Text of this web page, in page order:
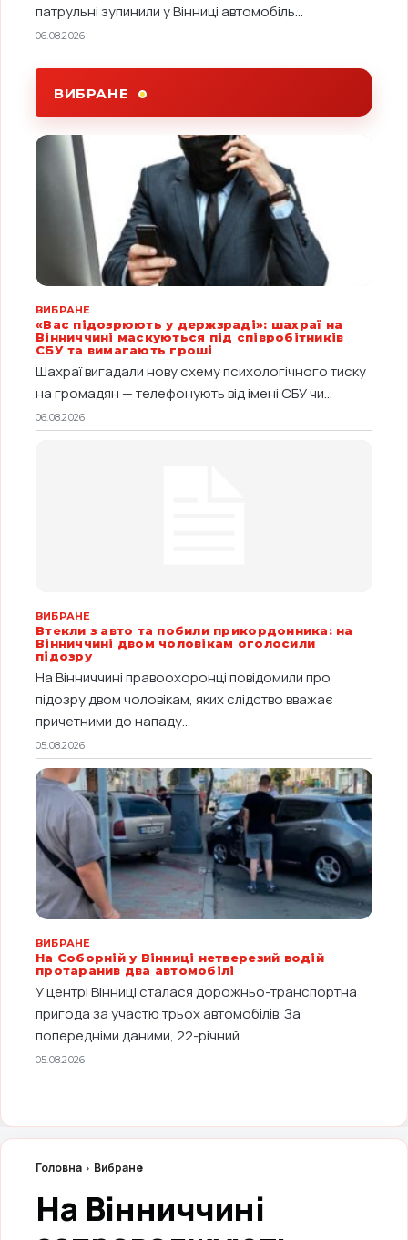
патрульні зупинили у Вінниці автомобіль...
06.08.2026
ВИБРАНЕ
ВИБРАНЕ
«Вас підозрюють у держзраді»: шахраї на
Вінниччині маскуються під співробітників
СБУ та вимагають гроші
Шахраї вигадали нову схему психологічного тиску
на громадян — телефонують від імені СБУ чи...
06.08.2026
ВИБРАНЕ
Втекли з авто та побили прикордонника: на
Вінниччині двом чоловікам оголосили
підозру
На Вінниччині правоохоронці повідомили про
підозру двом чоловікам, яких слідство вважає
причетними до нападу...
05.08.2026
ВИБРАНЕ
На Соборній у Вінниці нетверезий водій
протаранив два автомобілі
У центрі Вінниці сталася дорожньо-транспортна
пригода за участю трьох автомобілів. За
попередніми даними, 22-річний...
05.08.2026